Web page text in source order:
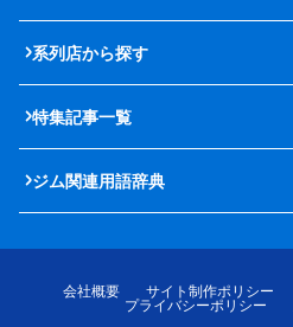
系列店から探す
特集記事一覧
ジム関連用語辞典
会社概要 サイト制作ポリシー
プライバシーポリシー